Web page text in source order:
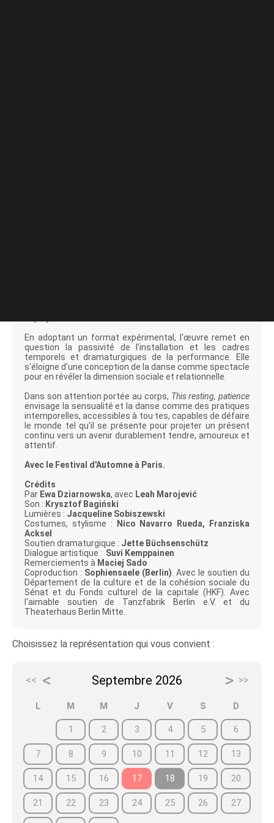
En adoptant un format expérimental, l'œuvre remet en
question la passivité de l'installation et les cadres
temporels et dramaturgiques de la performance. Elle
s'éloigne d'une conception de la danse comme spectacle
pour en révéler la dimension sociale et relationnelle.
Dans son attention portée au corps, This resting, patience
envisage la sensualité et la danse comme des pratiques
intemporelles, accessibles à tou·tes, capables de défaire
le monde tel qu'il se présente pour projeter un présent
continu vers un avenir durablement tendre, amoureux et
attentif.
Avec le Festival d'Automne à Paris.
Crédits
Par Ewa Dziarnowska, avec Leah Marojević
Son : Krysztof Bagiński
Lumières : Jacqueline Sobiszewski
Costumes, stylisme :
Nico Navarro Rueda, Franziska
Acksel
Soutien dramaturgique : Jette Büchsenschütz
Dialogue artistique : Suvi Kemppainen
Remerciements à Maciej Sado
Coproduction : Sophiensaele (Berlin) . Avec le soutien du
Département de la culture et de la cohésion sociale du
Sénat et du Fonds culturel de la capitale (HKF). Avec
l'aimable soutien de Tanzfabrik Berlin e.V. et du
Theaterhaus Berlin Mitte.
Choisissez la représentation qui vous convient :
Septembre 2026
<< < >>
>
L M M J V S D
1 2 3 4 5 6
7 8 9 10 11 12 13
14 15 16 17 18 19 20
21 22 23 24 25 26 27